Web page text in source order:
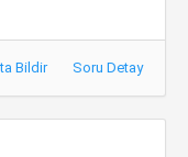
Bildir Soru Detay